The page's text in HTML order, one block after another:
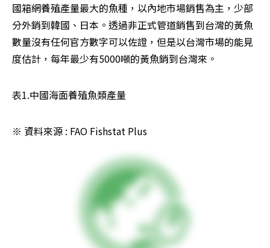
國箱網養殖產量最大的魚種，以內地市場銷售為主，少部
分外銷到韓國、日本。透過非正式管道銷售到台灣的黃魚
數量沒有任何官方數字可以佐證，但是以台灣市場的能見
度估計，每年最少有5000噸的黃魚銷到台灣來。
表1.中國海面養殖魚類產量
※ 資料來源 : FAO Fishstat Plus